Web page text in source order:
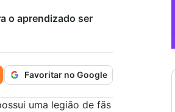
o aprendizado ser
Favoritar no Google
uma legião de fãs